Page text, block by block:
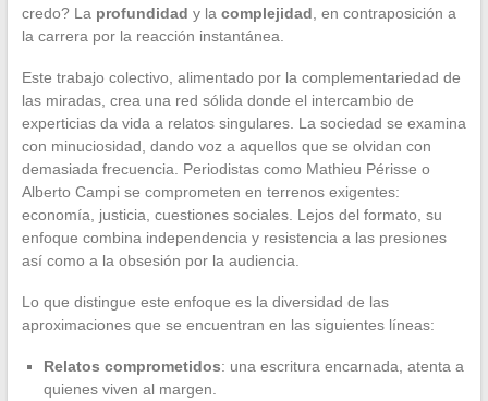
credo? La profundidad y la complejidad , en contraposición a
la carrera por la reacción instantánea.
Este trabajo colectivo, alimentado por la complementariedad de
las miradas, crea una red sólida donde el intercambio de
experticias da vida a relatos singulares. La sociedad se examina
con minuciosidad, dando voz a aquellos que se olvidan con
demasiada frecuencia. Periodistas como Mathieu Périsse o
Alberto Campi se comprometen en terrenos exigentes:
economía, justicia, cuestiones sociales. Lejos del formato, su
enfoque combina independencia y resistencia a las presiones
así como a la obsesión por la audiencia.
Lo que distingue este enfoque es la diversidad de las
aproximaciones que se encuentran en las siguientes líneas:
Relatos comprometidos: una escritura encarnada, atenta a
quienes viven al margen.